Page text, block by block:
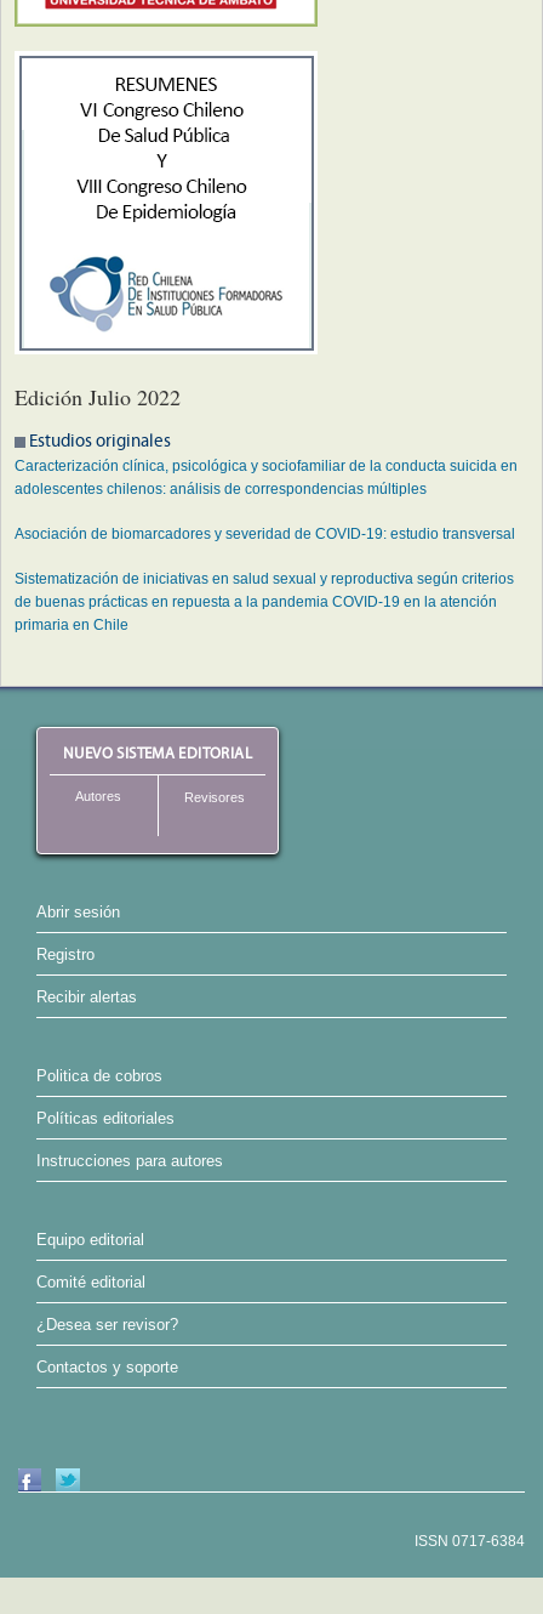
Edición Julio 2022
Estudios originales
Caracterización clínica, psicológica y sociofamiliar de la conducta suicida en
adolescentes chilenos: análisis de correspondencias múltiples
Asociación de biomarcadores y severidad de COVID-19: estudio transversal
Sistematización de iniciativas en salud sexual y reproductiva según criterios
de buenas prácticas en repuesta a la pandemia COVID-19 en la atención
primaria en Chile
NUEVO SISTEMA EDITORIAL
Autores Revisores
Abrir sesión
Registro
Recibir alertas
Politica de cobros
Políticas editoriales
Instrucciones para autores
Equipo editorial
Comité editorial
¿Desea ser revisor?
Contactos y soporte
ISSN 0717-6384